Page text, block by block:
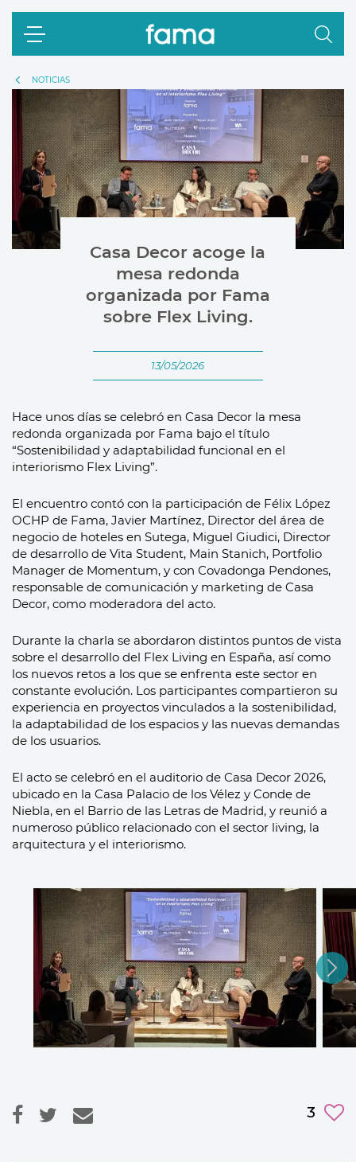
NOTICIAS
Casa Decor acoge la
mesa redonda
organizada por Fama
sobre Flex Living.
13/05/2026
Hace unos días se celebró en Casa Decor la mesa
redonda organizada por Fama bajo el título
“Sostenibilidad y adaptabilidad funcional en el
interiorismo Flex Living”.
El encuentro contó con la participación de Félix López
OCHP de Fama, Javier Martínez, Director del área de
negocio de hoteles en Sutega, Miguel Giudici, Director
de desarrollo de Vita Student, Main Stanich, Portfolio
Manager de Momentum, y con Covadonga Pendones,
responsable de comunicación y marketing de Casa
Decor, como moderadora del acto.
Durante la charla se abordaron distintos puntos de vista
sobre el desarrollo del Flex Living en España, así como
los nuevos retos a los que se enfrenta este sector en
constante evolución. Los participantes compartieron su
experiencia en proyectos vinculados a la sostenibilidad,
la adaptabilidad de los espacios y las nuevas demandas
de los usuarios.
El acto se celebró en el auditorio de Casa Decor 2026,
ubicado en la Casa Palacio de los Vélez y Conde de
Niebla, en el Barrio de las Letras de Madrid, y reunió a
numeroso público relacionado con el sector living, la
arquitectura y el interiorismo.
3